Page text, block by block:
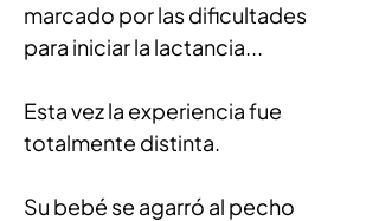
marcado por las dificultades
para iniciar la lactancia...
Esta vez la experiencia fue
totalmente distinta.
Su bebé se agarró al pecho